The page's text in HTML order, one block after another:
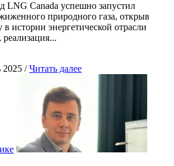
LNG Canada успешно запустил
природного газа, открыв
истории энергетической отрасли
/Читать далее